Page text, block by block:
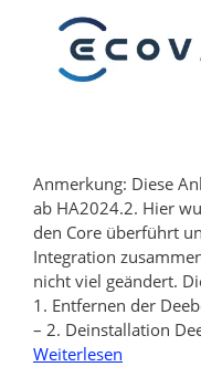
Anmerkung: Diese
ab HA2024.2. Hier
den Core überführt
Integration
nicht viel geändert.
1. Entfernen der
– 2. Deinstallation
Weiterlesen